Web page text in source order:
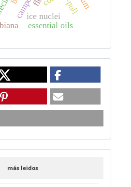
ice nuclei
essential oils
más leidos